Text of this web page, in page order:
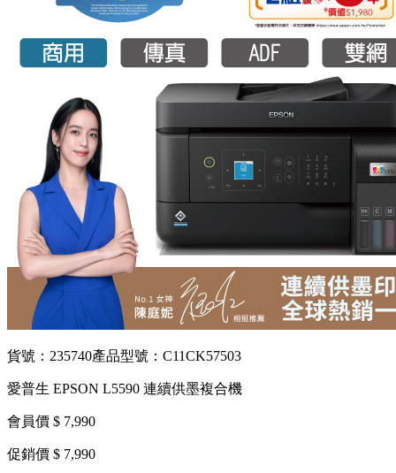
貨號：235740產品型號：C11CK57503
愛普生 EPSON L5590 連續供墨複合機
會員價 $ 7,990
促銷價 $ 7,990